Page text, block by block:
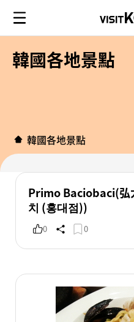
韓國各地景點
韓國各地景點
Primo Baciobaci(弘
치 (홍대점))
0 0